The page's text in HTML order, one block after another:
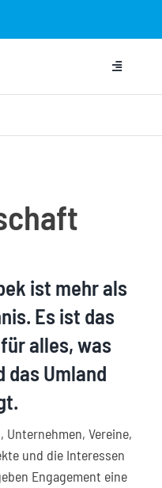
Toggle
NEU
ist mehr als
Es ist das
alles, was
das Umland
Vereine,
und die Interessen
Engagement eine